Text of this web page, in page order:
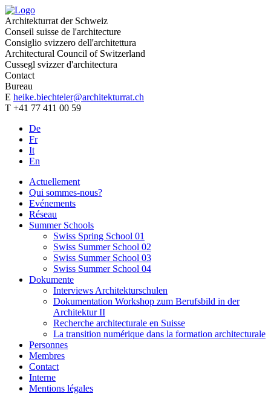
Architekturrat der Schweiz
Conseil suisse de l'architecture
Consiglio svizzero dell'architettura
Architectural Council of Switzerland
Cussegl svizzer d'architectura
Contact
Bureau
E heike.biechteler@architekturrat.ch
T +41 77 411 00 59
De
Fr
It
En
Actuellement
Qui sommes-nous?
Evénements
Réseau
Summer Schools
Swiss Spring School 01
Swiss Summer School 02
Swiss Summer School 03
Swiss Summer School 04
Dokumente
Interviews Architekturschulen
Dokumentation Workshop zum Berufsbild in der
Architektur II
Recherche architecturale en Suisse
La transition numérique dans la formation architecturale
Personnes
Membres
Contact
Interne
Mentions légales